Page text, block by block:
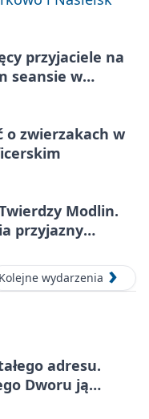
przyjaciele na
seansie w
o zwierzakach w
Modlin.
przyjazny
Kolejne wydarzenia
adresu.
Dworu ją